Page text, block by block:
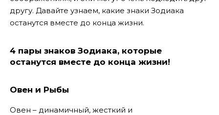
другу. Давайте узнаем, какие знаки Зодиака
останутся вместе до конца жизни.
4 пары знаков Зодиака, которые
останутся вместе до конца жизни!
Овен и Рыбы
Овен – динамичный, жесткий и